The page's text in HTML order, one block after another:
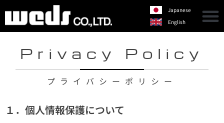
Japanese
English
Privacy Policy
プライバシーポリシー
１．個人情報保護について